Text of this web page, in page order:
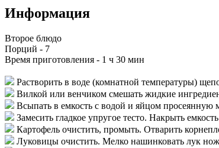
Информация
Второе блюдо
Порций - 7
Время приготовления - 1 ч 30 мин
Растворить в воде (комнатной температуры)
Вилкой или венчиком смешать жидкие
Всыпать в емкость с водой и яйцом просеянную
Замесить гладкое упругое тесто. Накрыть
Картофель очистить, промыть. Отварить
Луковицы очистить. Мелко нашинковать лук